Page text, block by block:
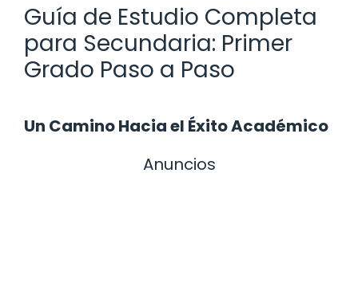
Guía de Estudio Completa
para Secundaria: Primer
Grado Paso a Paso
Un Camino Hacia el Éxito Académico
Anuncios